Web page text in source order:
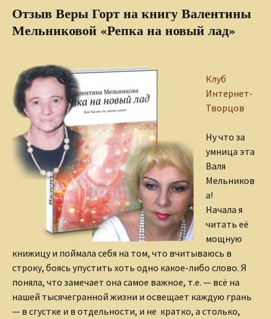
Отзыв Веры Горт на книгу Валентины
Мельниковой «Репка на новый лад»
Клуб
Интернет-
Творцов
Ну что за
умница эта
Валя
Мельников
а!
Начала я
читать её
мощную
книжицу и поймала себя на том, что вчитываюсь в
строку, боясь упустить хоть одно какое-либо слово. Я
поняла, что замечает она самое важное, т.е. — всё на
нашей тысячегранной жизни и освещает каждую грань
— в сгустке и в отдельности, и не кратко, а столько,